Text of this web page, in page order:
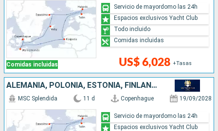
Comidas incluidas US$ 6,028 +Tasas
Servicio de mayordomo las 24h
Espacios exclusivos Yacht Club
Todo incluido
Comidas incluidas
ALEMANIA, POLONIA, ESTONIA, FINLANDIA, SUECIA, DINAMARCA
MSC Splendida 11 d Copenhague 19/09/2028
Servicio de mayordomo las 24h
Espacios exclusivos Yacht Club